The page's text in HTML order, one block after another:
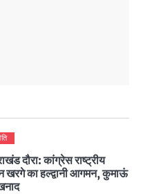
दौरा: कांग्रेस राष्ट्रीय
खरगे का हल्द्वानी आगमन, कुमाऊं